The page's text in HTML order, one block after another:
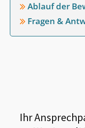
Ablauf der
Fragen &
Ihr